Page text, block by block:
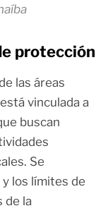
protección
las áreas
vinculada a
buscan
Se
los límites de
de la